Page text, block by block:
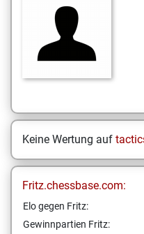
Keine Wertung auf
Fritz.chessbase.com:
Elo gegen Fritz:
Gewinnpartien Fritz: